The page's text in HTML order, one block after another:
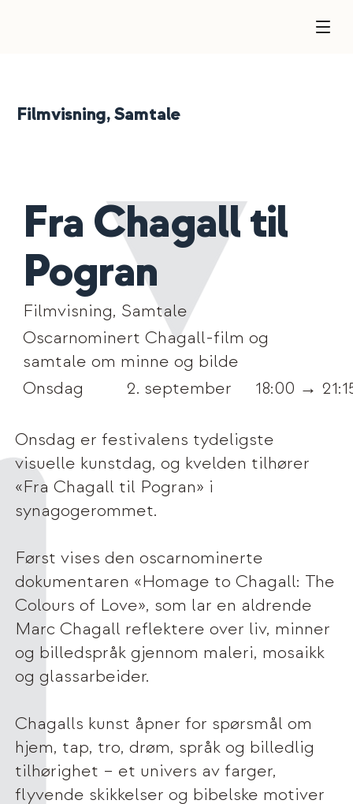
Filmvisning, Samtale
Oscarnominert Chagall-film og
samtale om minne og bilde
Filmvisning, Samtale
Onsdag 2. september 18:00 →
Fra Chagall til
Pogran
Onsdag er festivalens tydeligste
visuelle kunstdag, og kvelden tilhører
«Fra Chagall til Pogran» i
synagogerommet.
Først vises den oscarnominerte
dokumentaren «Homage to Chagall: The
Colours of Love», som lar en aldrende
Marc Chagall reflektere over liv, minner
og billedspråk gjennom maleri, mosaikk
og glassarbeider.
Chagalls kunst åpner for spørsmål om
hjem, tap, tro, drøm, språk og billedlig
tilhørighet – et univers av farger,
flyvende skikkelser og bibelske motiver